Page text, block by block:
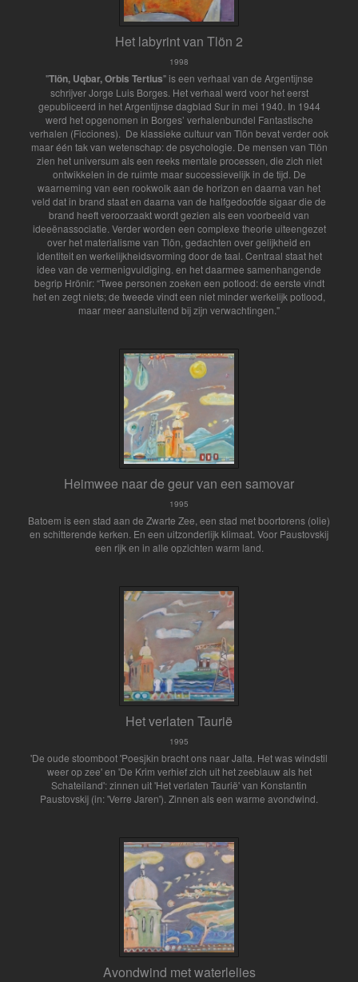
Het labyrint van Tlön 2
1998
"Tlön, Uqbar, Orbis Tertius" is een verhaal van de Argentijnse
schrijver Jorge Luis Borges. Het verhaal werd voor het eerst
gepubliceerd in het Argentijnse dagblad Sur in mei 1940. In 1944
werd het opgenomen in Borges’ verhalenbundel Fantastische
verhalen (Ficciones).
De klassieke cultuur van Tlön bevat verder ook
maar één tak van wetenschap: de psychologie. De mensen van Tlön
zien het universum als een reeks mentale processen, die zich niet
ontwikkelen in de ruimte maar successievelijk in de tijd. De
waarneming van een rookwolk aan de horizon en daarna van het
veld dat in brand staat en daarna van de halfgedoofde sigaar die de
brand heeft veroorzaakt wordt gezien als een voorbeeld van
ideeënassociatie. Verder worden een complexe theorie uiteengezet
over het materialisme van Tlön, gedachten over gelijkheid en
identiteit en werkelijkheidsvorming door de taal. Centraal staat het
idee van de vermenigvuldiging. en het daarmee samenhangende
begrip Hrönir: “Twee personen zoeken een potlood: de eerste vindt
het en zegt niets; de tweede vindt een niet minder werkelijk potlood,
maar meer aansluitend bij zijn verwachtingen."
Heimwee naar de geur van een samovar
1995
Batoem is een stad aan de Zwarte Zee, een stad met boortorens (olie)
en schitterende kerken. En een uitzonderlijk klimaat. Voor Paustovskij
een rijk en in alle opzichten warm land.
Het verlaten Taurië
1995
'De oude stoomboot 'Poesjkin bracht ons naar Jalta. Het was windstil
weer op zee' en 'De Krim verhief zich uit het zeeblauw als het
Schateiland': zinnen uit 'Het verlaten Taurië' van Konstantin
Paustovskij (in: 'Verre Jaren'). Zinnen als een warme avondwind.
Avondwind met waterlelies